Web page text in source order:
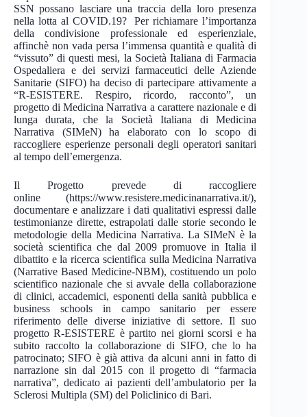
SSN possano lasciare una traccia della loro presenza
nella lotta al COVID.19? Per richiamare l’importanza
della condivisione professionale ed esperienziale,
affinchè non vada persa l’immensa quantità e qualità di
“vissuto” di questi mesi, la Società Italiana di Farmacia
Ospedaliera e dei servizi farmaceutici delle Aziende
Sanitarie (SIFO) ha deciso di partecipare attivamente a
“R-ESISTERE. Respiro, ricordo, racconto”, un
progetto di Medicina Narrativa a carattere nazionale e di
lunga durata, che la Società Italiana di Medicina
Narrativa (SIMeN) ha elaborato con lo scopo di
raccogliere esperienze personali degli operatori sanitari
al tempo dell’emergenza.
Il Progetto prevede di raccogliere
online (https://www.resistere.medicinanarrativa.it/),
documentare e analizzare i dati qualitativi espressi dalle
testimonianze dirette, estrapolati dalle storie secondo le
metodologie della Medicina Narrativa. La SIMeN è la
società scientifica che dal 2009 promuove in Italia il
dibattito e la ricerca scientifica sulla Medicina Narrativa
(Narrative Based Medicine-NBM), costituendo un polo
scientifico nazionale che si avvale della collaborazione
di clinici, accademici, esponenti della sanità pubblica e
business schools in campo sanitario per essere
riferimento delle diverse iniziative di settore. Il suo
progetto R-ESISTERE è partito nei giorni scorsi e ha
subito raccolto la collaborazione di SIFO, che lo ha
patrocinato; SIFO è già attiva da alcuni anni in fatto di
narrazione sin dal 2015 con il progetto di “farmacia
narrativa”, dedicato ai pazienti dell’ambulatorio per la
Sclerosi Multipla (SM) del Policlinico di Bari.